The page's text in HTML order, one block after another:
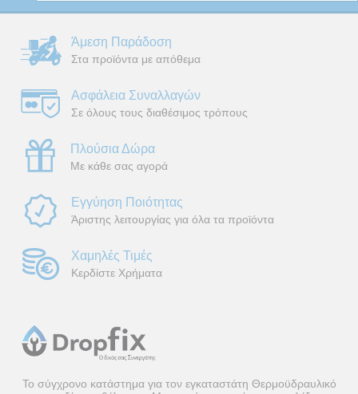
Άμεση Παράδοση
Στα προϊόντα με απόθεμα
Ασφάλεια Συναλλαγών
Σε όλους τους διαθέσιμος τρόπους
Πλούσια Δώρα
Με κάθε σας αγορά
Εγγύηση Ποιότητας
Άριστης λειτουργίας για όλα τα προϊόντα
Χαμηλές Τιμές
Κερδίστε Χρήματα
Το σύγχρονο κατάστημα για τον εγκαταστάτη Θερμοϋδραυλικό